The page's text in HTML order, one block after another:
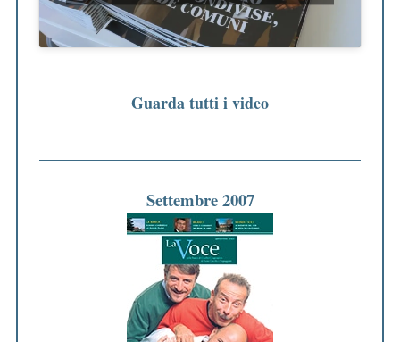
Guarda tutti i video
Settembre 2007